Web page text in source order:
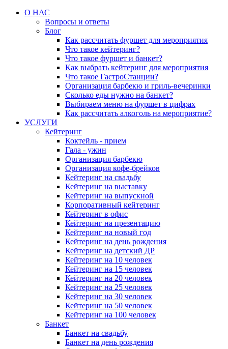
О НАС
Вопросы и ответы
Блог
Как рассчитать фуршет для мероприятия
Что такое кейтеринг?
Что такое фуршет и банкет?
Как выбрать кейтеринг для мероприятия
Что такое ГастроСтанции?
Организация барбекю и гриль-вечеринки
Сколько еды нужно на банкет?
Выбираем меню на фуршет в цифрах
Как рассчитать алкоголь на мероприятие?
УСЛУГИ
Кейтеринг
Коктейль - прием
Гала - ужин
Организация барбекю
Организация кофе-брейков
Кейтеринг на свадьбу
Кейтеринг на выставку
Кейтеринг на выпускной
Корпоративный кейтеринг
Кейтеринг в офис
Кейтеринг на презентацию
Кейтеринг на новый год
Кейтеринг на день рождения
Кейтеринг на детский ДР
Кейтеринг на 10 человек
Кейтеринг на 15 человек
Кейтеринг на 20 человек
Кейтеринг на 25 человек
Кейтеринг на 30 человек
Кейтеринг на 50 человек
Кейтеринг на 100 человек
Банкет
Банкет на свадьбу
Банкет на день рождения